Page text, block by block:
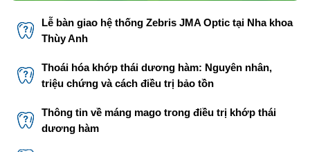
Lễ bàn giao hệ thống Zebris JMA Optic tại Nha khoa
Thùy Anh
Thoái hóa khớp thái dương hàm: Nguyên nhân,
triệu chứng và cách điều trị bảo tồn
Thông tin về máng mago trong điều trị khớp thái
dương hàm